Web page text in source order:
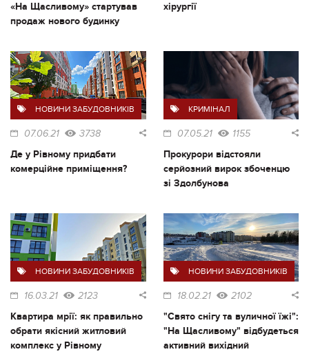
«На Щасливому» стартував
продаж нового будинку
хірургії
НОВИНИ ЗАБУДОВНИКІВ
07.06.21 3738
Де у Рівному придбати
комерційне приміщення?
КРИМІНАЛ
07.05.21 1155
Прокурори відстояли
серйозний вирок збоченцю
зі Здолбунова
НОВИНИ ЗАБУДОВНИКІВ
16.03.21 2123
Квартира мрії: як правильно
обрати якісний житловий
комплекс у Рівному
НОВИНИ ЗАБУДОВНИКІВ
18.02.21 2102
"Свято снігу та вуличної їжі":
"На Щасливому" відбудеться
активний вихідний